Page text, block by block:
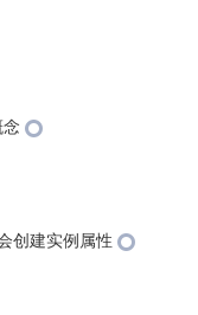
创建实例属性